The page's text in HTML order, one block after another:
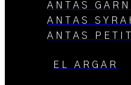
ANTAS
ANTAS
ANTAS
EL ARGAR